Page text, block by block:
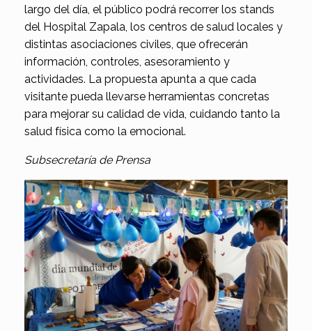
largo del día, el público podrá recorrer los stands
del Hospital Zapala, los centros de salud locales y
distintas asociaciones civiles, que ofrecerán
información, controles, asesoramiento y
actividades. La propuesta apunta a que cada
visitante pueda llevarse herramientas concretas
para mejorar su calidad de vida, cuidando tanto la
salud física como la emocional.
Subsecretaría de Prensa